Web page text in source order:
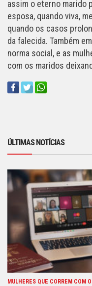
assim o eterno marido
esposa, quando viva,
quando os casos
da falecida. Também
norma social, e as
com os maridos
ÚLTIMAS NOTÍCIAS
MULHERES QUE CORREM COM